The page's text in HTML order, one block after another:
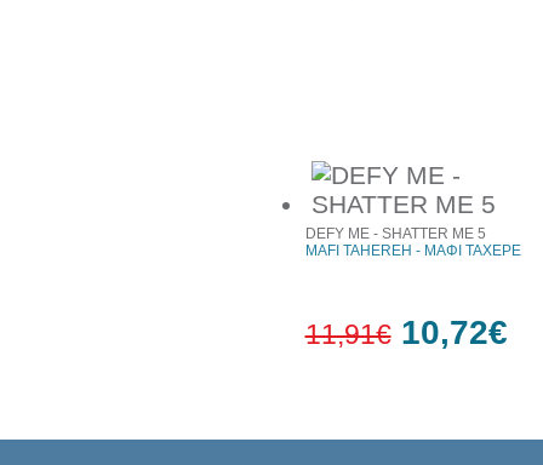
DEFY ME - SHATTER ME 5
MAFI TAHEREH - ΜΑΦΙ ΤΑΧΕΡΕ
11,91€ 10,72€